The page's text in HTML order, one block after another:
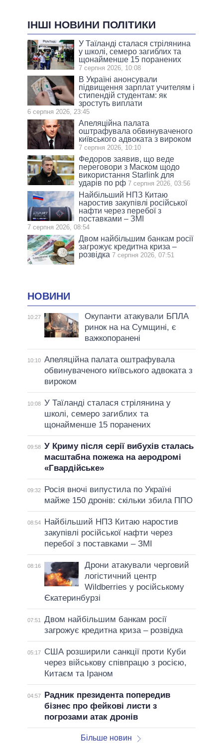
ІНШІ НОВИНИ ПОЛІТИКИ
У Таїланді сталася стрілянина
у школі, семеро загиблих та
щонайменше 15 поранених
7 серпня 2026, 10:08
В Україні анонсували
підвищення зарплат учителям і
стипендій студентам: як
зростуть виплати
6 серпня 2026, 23:45
Апеляційна палата
оштрафувала обвинуваченого
київського адвоката з вироком
7 серпня 2026, 10:10
Федоров заявив, що веде
переговори з Маском щодо
використання Starlink для
ударів по рф 7 серпня 2026, 03:56
Найбільший НПЗ Китаю
наростив закупівлі російської
нафти через перебої з
поставками – ЗМІ
7 серпня 2026, 08:54
Двом найбільшим банкам росії
загрожує кредитна криза –
розвідка 7 серпня 2026, 07:51
НОВИНИ
10:27
Окупанти атакували БПЛА
ринок на на Сумщині, є
важкопоранені
10:10 Апеляційна палата оштрафувала
обвинуваченого київського адвоката з
вироком
10:08 У Таїланді сталася стрілянина у
школі, семеро загиблих та
щонайменше 15 поранених
09:58 У Криму після серії вибухів сталась
масштабна пожежа на аеродромі
«Гвардійське»
09:32
Росія вночі випустила по Україні
майже 150 дронів: скільки збила ППО
08:54
Найбільший НПЗ Китаю наростив
закупівлі російської нафти через
перебої з поставками – ЗМІ
08:16
Дрони атакували черговий
логістичний центр
Wildberries у російському
Єкатеринбурзі
07:51
Двом найбільшим банкам росії
загрожує кредитна криза – розвідка
05:17
США розширили санкції проти Куби
через військову співпрацю з росією,
Китаєм та Іраном
04:57
Радник президента попередив
бізнес про фейкові листи з
погрозами атак дронів
Більше новин